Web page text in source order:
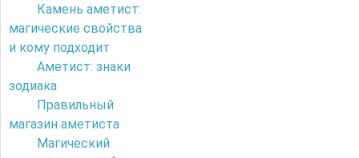
Камень аметист:
магические свойства
и кому подходит
Аметист: знаки
зодиака
Правильный
магазин аметиста
Магический